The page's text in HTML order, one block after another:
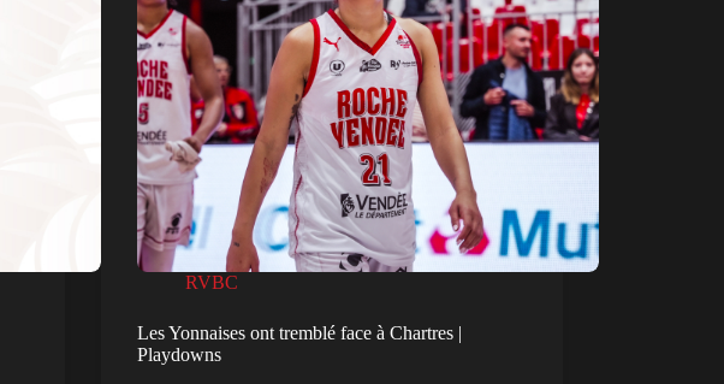
RVBC
Les Yonnaises ont tremblé face à Chartres |
Playdowns